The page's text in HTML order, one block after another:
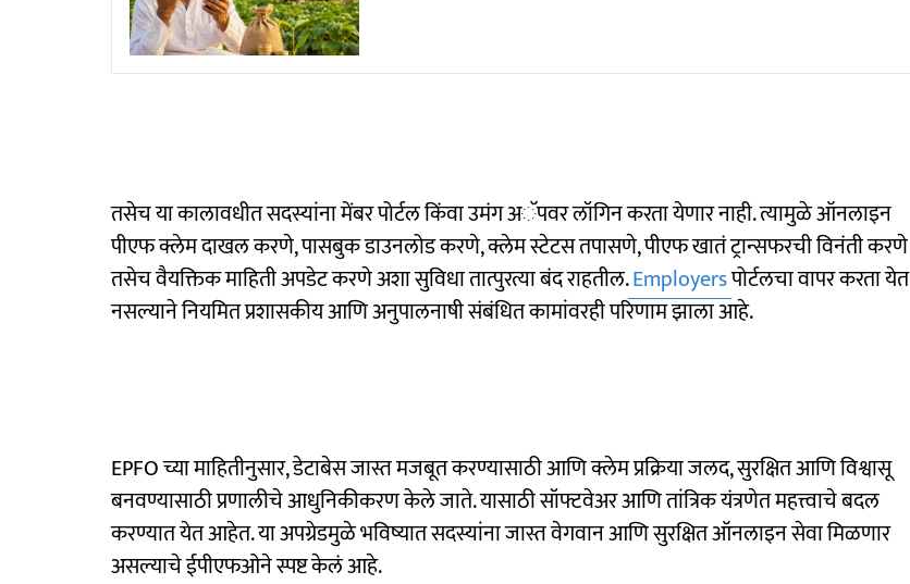
तसेच या कालावधीत सदस्यांना मेंबर पोर्टल किंवा उमंग अॅपवर लॉगिन करता येणार नाही. त्यामुळे ऑनलाइन
पीएफ क्लेम दाखल करणे, पासबुक डाउनलोड करणे, क्लेम स्टेटस तपासणे, पीएफ खातं ट्रान्सफरची विनंती करणे
तसेच वैयक्तिक माहिती अपडेट करणे अशा सुविधा तात्पुरत्या बंद राहतील.Employersपोर्टलचा वापर करता येत
नसल्याने नियमित प्रशासकीय आणि अनुपालनाषी संबंधित कामांवरही परिणाम झाला आहे.
EPFO च्या माहितीनुसार, डेटाबेस जास्त मजबूत करण्यासाठी आणि क्लेम प्रक्रिया जलद, सुरक्षित आणि विश्वासू
बनवण्यासाठी प्रणालीचे आधुनिकीकरण केले जाते. यासाठी सॉफ्टवेअर आणि तांत्रिक यंत्रणेत महत्त्वाचे बदल
करण्यात येत आहेत. या अपग्रेडमुळे भविष्यात सदस्यांना जास्त वेगवान आणि सुरक्षित ऑनलाइन सेवा मिळणार
असल्याचे ईपीएफओने स्पष्ट केलं आहे.